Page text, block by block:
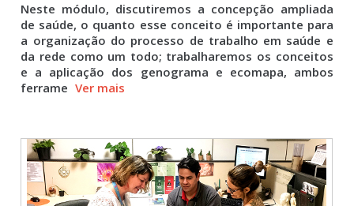
Neste módulo, discutiremos a concepção ampliada
de saúde, o quanto esse conceito é importante para
a organização do processo de trabalho em saúde e
da rede como um todo; trabalharemos os conceitos
e a aplicação dos genograma e ecomapa, ambos
ferrame Ver mais